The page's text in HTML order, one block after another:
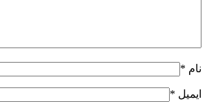
نام *
ایمیل *